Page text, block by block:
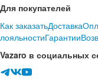
Для покупателей
Как заказатьДоставка
лояльностиГарантии
Vazaro в социальных